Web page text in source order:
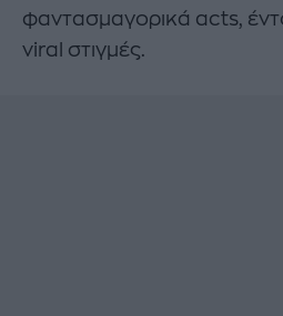
φαντασμαγορικά acts,
viral στιγμές.